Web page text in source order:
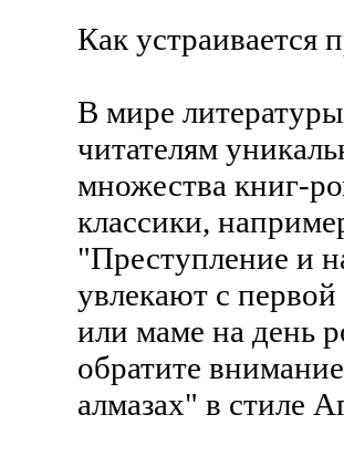
Как
В мире
читателям
множества книг-
классики,
"Преступление и
увлекают с
или маме на день
обратите
алмазах" в стиле